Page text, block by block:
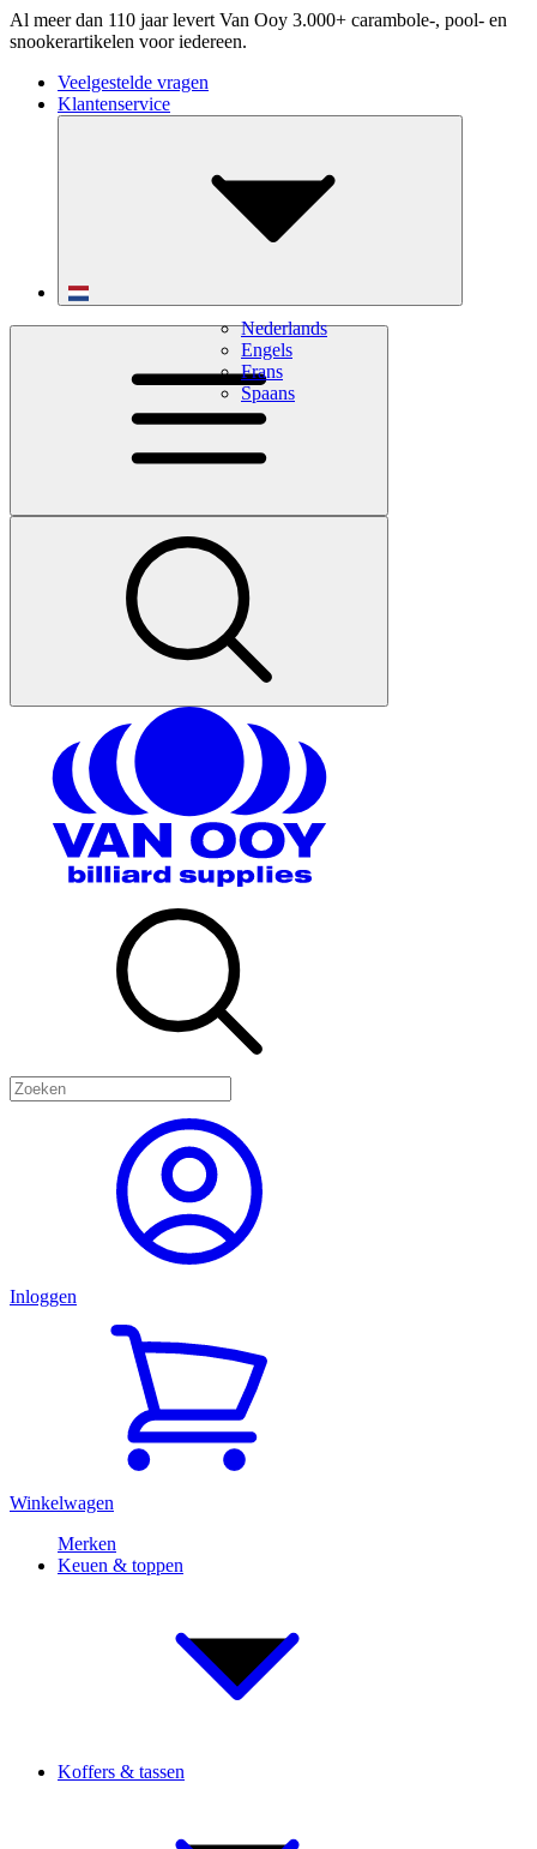
Al meer dan 110 jaar levert Van Ooy 3.000+ carambole-, pool- en
snookerartikelen voor iedereen.
Veelgestelde vragen
Klantenservice
Nederlands
Engels
Frans
Spaans
Inloggen
Winkelwagen
Merken
Keuen & toppen
Koffers & tassen